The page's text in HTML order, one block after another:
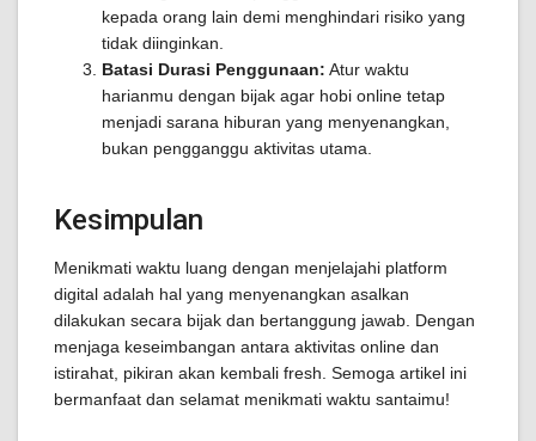
kepada orang lain demi menghindari risiko yang
tidak diinginkan.
Batasi Durasi Penggunaan: Atur waktu
harianmu dengan bijak agar hobi online tetap
menjadi sarana hiburan yang menyenangkan,
bukan pengganggu aktivitas utama.
Kesimpulan
Menikmati waktu luang dengan menjelajahi platform
digital adalah hal yang menyenangkan asalkan
dilakukan secara bijak dan bertanggung jawab. Dengan
menjaga keseimbangan antara aktivitas online dan
istirahat, pikiran akan kembali fresh. Semoga artikel ini
bermanfaat dan selamat menikmati waktu santaimu!